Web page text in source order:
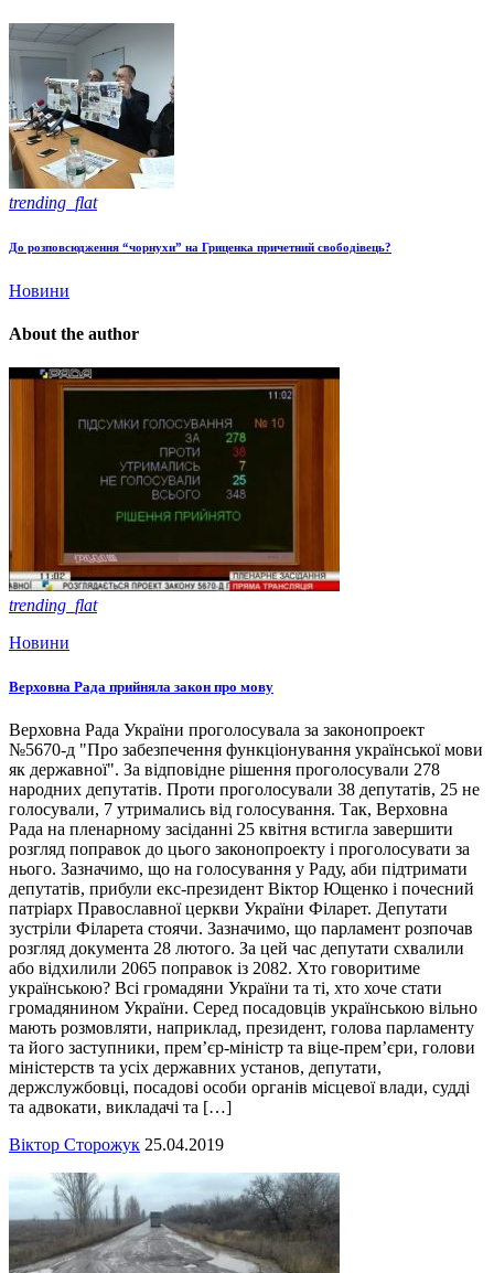
trending_flat
До розповсюдження “чорнухи” на Гриценка причетний свободівець?
Новини
About the author
trending_flat
Новини
Верховна Рада прийняла закон про мову
Верховна Рада України проголосувала за законопроект
№5670-д "Про забезпечення функціонування української мови
як державної". За відповідне рішення проголосували 278
народних депутатів. Проти проголосували 38 депутатів, 25 не
голосували, 7 утримались від голосування. Так, Верховна
Рада на пленарному засіданні 25 квітня встигла завершити
розгляд поправок до цього законопроекту і проголосувати за
нього. Зазначимо, що на голосування у Раду, аби підтримати
депутатів, прибули екс-президент Віктор Ющенко і почесний
патріарх Православної церкви України Філарет. Депутати
зустріли Філарета стоячи. Зазначимо, що парламент розпочав
розгляд документа 28 лютого. За цей час депутати схвалили
або відхилили 2065 поправок із 2082. Хто говоритиме
українською? Всі громадяни України та ті, хто хоче стати
громадянином України. Серед посадовців українською вільно
мають розмовляти, наприклад, президент, голова парламенту
та його заступники, прем’єр-міністр та віце-прем’єри, голови
міністерств та усіх державних установ, депутати,
держслужбовці, посадові особи органів місцевої влади, судді
та адвокати, викладачі та […]
Віктор Сторожук 25.04.2019